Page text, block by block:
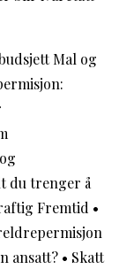
Mal og
du trenger å
Fremtid •
ansatt? • Skatt